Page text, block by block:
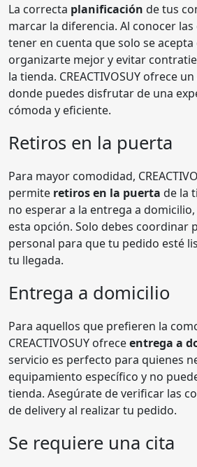
La correcta planificación de tus
marcar la diferencia. Al conocer
tener en cuenta que solo se
organizarte mejor y evitar
la tienda. CREACTIVOSUY ofrece
donde puedes disfrutar de una
cómoda y eficiente.
Retiros en la puerta
Para mayor comodidad,
permite retiros en la puerta de la
no esperar a la entrega a
esta opción. Solo debes coordinar
personal para que tu pedido esté
tu llegada.
Entrega a domicilio
Para aquellos que prefieren la
CREACTIVOSUY ofreceentrega a
servicio es perfecto para quienes
equipamiento específico y no
tienda. Asegúrate de verificar las
de delivery al realizar tu pedido.
Se requiere una cita